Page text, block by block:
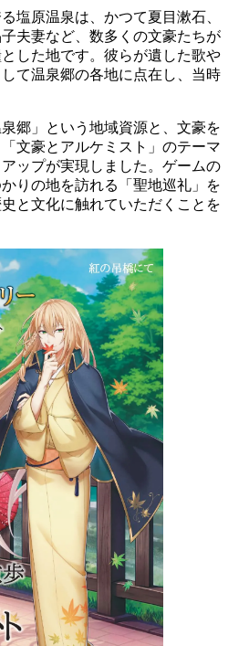
塩原温泉は、かつて夏目漱石、
夫妻など、数多くの文豪たちが
した地です。彼らが遺した歌や
て温泉郷の各地に点在し、当時
郷」という地域資源と、文豪を
文豪とアルケミスト」のテーマ
ップが実現しました。ゲームの
りの地を訪れる「聖地巡礼」を
と文化に触れていただくことを